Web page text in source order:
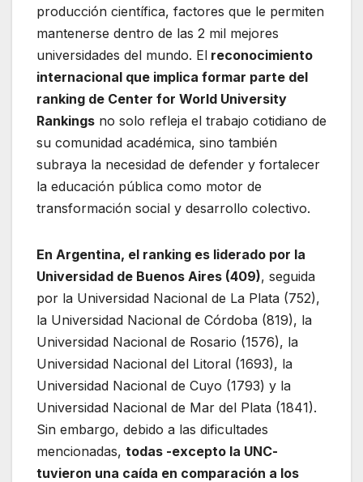
producción científica, factores que le permiten
mantenerse dentro de las 2 mil mejores
universidades del mundo. El reconocimiento
internacional que implica formar parte del
ranking de Center for World University
Rankings no solo refleja el trabajo cotidiano de
su comunidad académica, sino también
subraya la necesidad de defender y fortalecer
la educación pública como motor de
transformación social y desarrollo colectivo.
En Argentina, el ranking es liderado por la
Universidad de Buenos Aires (409), seguida
por la Universidad Nacional de La Plata (752),
la Universidad Nacional de Córdoba (819), la
Universidad Nacional de Rosario (1576), la
Universidad Nacional del Litoral (1693), la
Universidad Nacional de Cuyo (1793) y la
Universidad Nacional de Mar del Plata (1841).
Sin embargo, debido a las dificultades
mencionadas, todas -excepto la UNC-
tuvieron una caída en comparación a los